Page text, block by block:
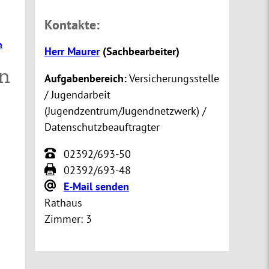
Kontakte:
Herr Maurer (Sachbearbeiter)
Aufgabenbereich:Versicherungsstelle
/ Jugendarbeit
(Jugendzentrum/Jugendnetzwerk) /
Datenschutzbeauftragter
02392/693-50
02392/693-48
E-Mail senden
Rathaus
Zimmer: 3